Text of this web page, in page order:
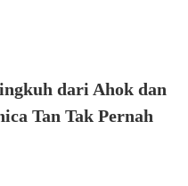
dari Ahok dan
Tan Tak Pernah